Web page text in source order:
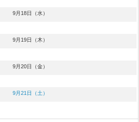
9月18日（水）
9月19日（木）
9月20日（金）
9月21日（土）